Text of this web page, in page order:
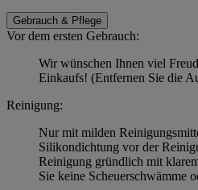
Gebrauch & Pflege
Vor dem ersten Gebrauch:
Wir wünschen Ihnen viel
Einkaufs! (Entfernen Sie die
Reinigung:
Nur mit milden
Silikondichtung vor der
Reinigung gründlich mit
Sie keine Scheuerschwämme